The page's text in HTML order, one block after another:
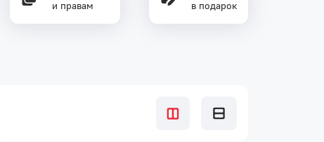
и правам
в подарок